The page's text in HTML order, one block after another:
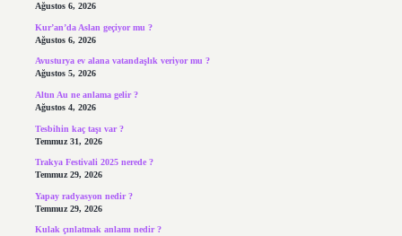
Ağustos 6, 2026
Kur’an’da Aslan geçiyor mu ?
Ağustos 6, 2026
Avusturya ev alana vatandaşlık veriyor mu ?
Ağustos 5, 2026
Altın Au ne anlama gelir ?
Ağustos 4, 2026
Tesbihin kaç taşı var ?
Temmuz 31, 2026
Trakya Festivali 2025 nerede ?
Temmuz 29, 2026
Yapay radyasyon nedir ?
Temmuz 29, 2026
Kulak çınlatmak anlamı nedir ?